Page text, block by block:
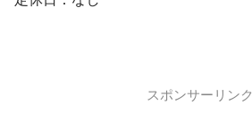
スポンサーリンク